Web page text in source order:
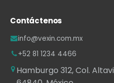
Contáctenos
info@vexin.com.mx
+52 81 1234 4466
Hamburgo 312, Col.